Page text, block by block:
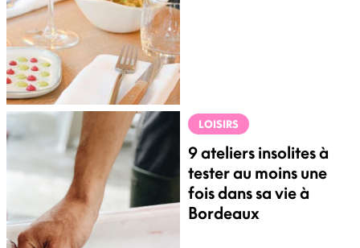
LOISIRS
9 ateliers insolites à
tester au moins une
fois dans sa vie à
Bordeaux